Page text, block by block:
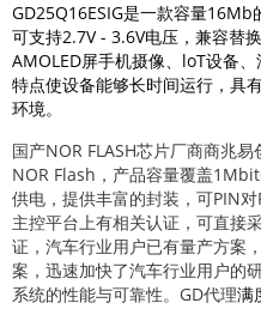
GD25Q16ESIG是一款容量16Mb
可支持2.7V - 3.6V电压，兼容替
AMOLED屏手机摄像、loT设备
特点使设备能够长时间运行，具
环境。
国产NOR FLASH芯片厂商商兆
NOR Flash，产品容量覆盖
供电，提供丰富的封装，可PIN
主控平台上有相关认证，可直接
证，汽车行业用户已有量产方案
案，迅速加快了汽车行业用户的
系统的性能与可靠性。 GD代理满